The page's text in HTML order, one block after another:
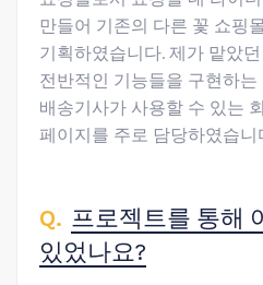
만들어 기존의 다른 꽃 쇼핑
기획하였습니다. 제가 맡았
전반적인 기능들을 구현하
배송기사가 사용할 수 있는
페이지를 주로 담당하였습니
프로젝트를 통해
있었나요?